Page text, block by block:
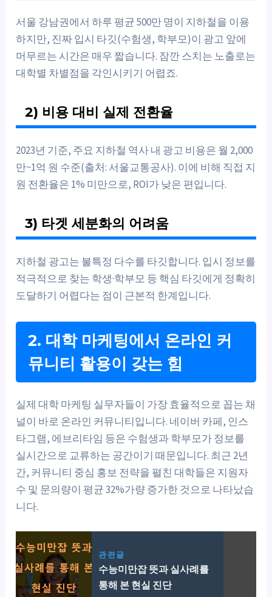
서울 강남권에서 하루 평균 500만 명이 지하철을 이용
하지만, 진짜 입시 타깃(수험생, 학부모)이 광고 앞에
머무르는 시간은 매우 짧습니다. 잠깐 스치는 노출로는
대학별 차별점을 각인시키기 어렵죠.
2) 비용 대비 실제 전환율
2023년 기준, 주요 지하철 역사 내 광고 비용은 월 2,000
만~1억 원 수준(출처: 서울교통공사). 이에 비해 직접 지
원 전환율은 1% 미만으로, ROI가 낮은 편입니다.
3) 타겟 세분화의 어려움
지하철 광고는 불특정 다수를 타깃합니다. 입시 정보를
적극적으로 찾는 학생·학부모 등 핵심 타깃에게 정확히
도달하기 어렵다는 점이 근본적 한계입니다.
2. 대학 마케팅에서 온라인 커
뮤니티 활용이 갖는 힘
실제 대학 마케팅 실무자들이 가장 효율적으로 꼽는 채
널이 바로 온라인 커뮤니티입니다. 네이버 카페, 인스
타그램, 에브리타임 등은 수험생과 학부모가 정보를
실시간으로 교류하는 공간이기 때문입니다. 최근 2년
간, 커뮤니티 중심 홍보 전략을 펼친 대학들은 지원자
수 및 문의량이 평균 32%가량 증가한 것으로 나타났습
니다.
관련글
수능미만잡 뜻과 실사례를
통해 본 현실 진단